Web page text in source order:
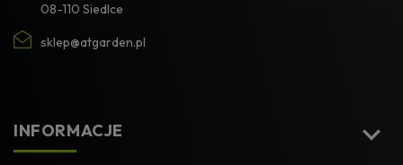
08-110 Siedlce
sklep@atgarden.pl
INFORMACJE 